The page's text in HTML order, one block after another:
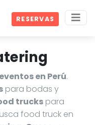
RESERVAS
en Perú.
para bodas y
trucks para
food truck en